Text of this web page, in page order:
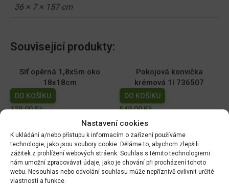
Nastavení cookies
K ukládání a/nebo přístupu k informacím o zařízení používáme
technologie, jako jsou soubory cookie. Děláme to, abychom zlepšili
zážitek z prohlížení webových stráenk. Souhlas s těmito technologiemi
nám umožní zpracovávat údaje, jako je chování při procházení tohoto
webu. Nesouhlas nebo odvolání souhlasu může nepříznivě ovlivnit určité
vlastnosti a funkce.
36 × 7 × 157 cm
Související produkty:
Síť opěrná 1,8x5m oko
18x18cm
DO KOŠÍKU
129.00Kč
Pokojová konvička
krémová 1l 736507
DO KOŠÍKU
549.00Kč
Sazeč cibulovin prům 4cm,
nerez 30cm 732776
DO KOŠÍKU
399.00Kč
Nůž na spáry ( plevel)
28,5cm 732813
DO KOŠÍKU
389.00Kč